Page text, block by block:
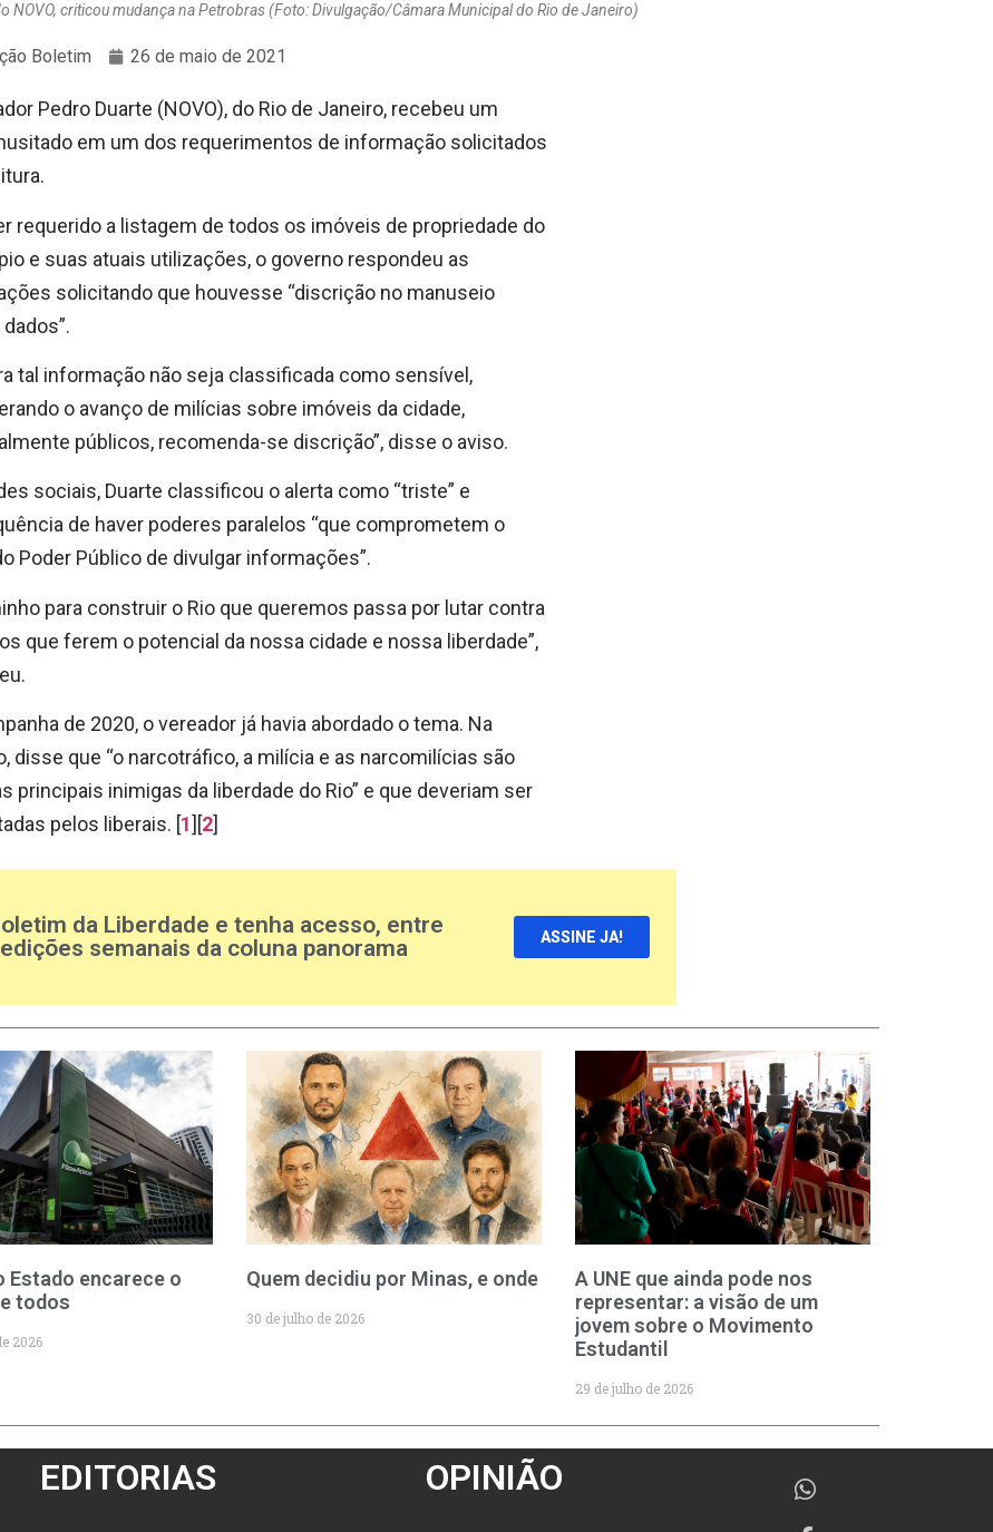
NOVO, criticou mudança na Petrobras (Foto: Divulgação/Câmara Municipal do Rio de Janeiro)
Boletim 26 de maio de 2021
Pedro Duarte (NOVO), do Rio de Janeiro, recebeu um
em um dos requerimentos de informação solicitados
requerido a listagem de todos os imóveis de propriedade do
e suas atuais utilizações, o governo respondeu as
solicitando que houvesse “discrição no manuseio
tal informação não seja classificada como sensível,
o avanço de milícias sobre imóveis da cidade,
públicos, recomenda-se discrição”, disse o aviso.
sociais, Duarte classificou o alerta como “triste” e
de haver poderes paralelos “que comprometem o
Poder Público de divulgar informações”.
para construir o Rio que queremos passa por lutar contra
que ferem o potencial da nossa cidade e nossa liberdade”,
de 2020, o vereador já havia abordado o tema. Na
disse que “o narcotráfico, a milícia e as narcomilícias são
principais inimigas da liberdade do Rio” e que deveriam ser
pelos liberais. [1][2]
da Liberdade e tenha acesso, entre
semanais da coluna panorama
ASSINE JA!
Estado encarece o
todos
2026
Quem decidiu por Minas, e onde
30 de julho de 2026
A UNE que ainda pode nos
representar: a visão de um
jovem sobre o Movimento
Estudantil
29 de julho de 2026
EDITORIAS OPINIÃO